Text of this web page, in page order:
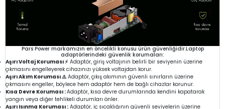
Pars Power markamızın en öncelikli konusu ürün güvenliğidir.Laptop
adaptörlerindeki güvenlik korumaları:
Aşırı Voltaj Koruması ⚡ Adaptör, giriş voltajının belirli bir seviyenin üzerine
çıkmasını engelleyerek cihazınızı yüksek voltajdan korur.
Aşırı Akım Koruması ⚠️Adaptör, çıkış akımının güvenli sınırların üzerine
çıkmasını engeller, böylece hem adaptör hem de bağlı cihazlar korunur.
Kısa Devre Koruması :Adaptör, kısa devre durumlarında kendini kapatarak
yangın veya diğer tehlikeli durumları önler.
Aşırı Isınma Koruması : Adaptör, iç sıcaklığının güvenli seviyelerin üzerine